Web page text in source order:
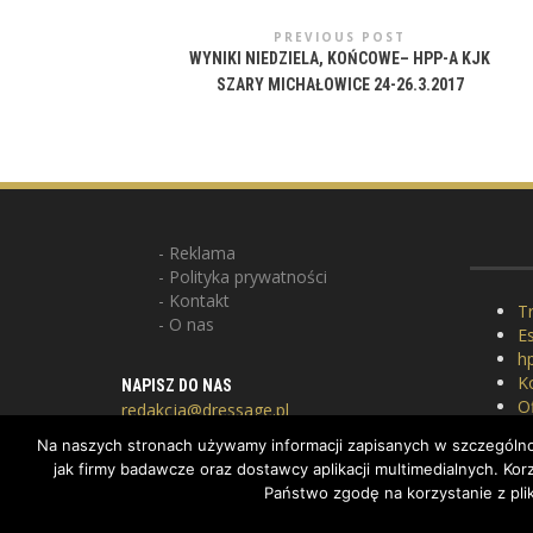
PREVIOUS POST
WYNIKI NIEDZIELA, KOŃCOWE– HPP-A KJK
SZARY MICHAŁOWICE 24-26.3.2017
Reklama
Polityka prywatności
Kontakt
O nas
NAPISZ DO NAS
redakcja@dressage.pl
Na naszych stronach używamy informacji zapisanych w
jak firmy badawcze oraz dostawcy aplikacji multimedialnych.
Państwo zgodę na korzystanie z